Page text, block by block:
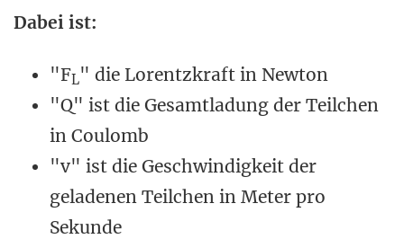
Dabei ist:
"FL" die Lorentzkraft in Newton
"Q" ist die Gesamtladung der Teilchen
in Coulomb
"v" ist die Geschwindigkeit der
geladenen Teilchen in Meter pro
Sekunde